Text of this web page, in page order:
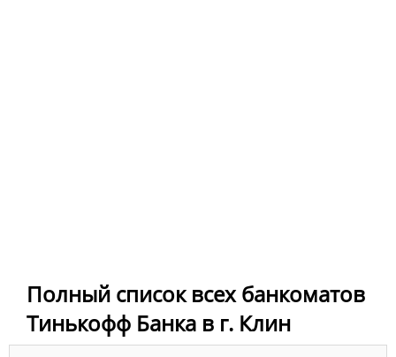
Полный список всех банкоматов
Тинькофф Банка в г. Клин